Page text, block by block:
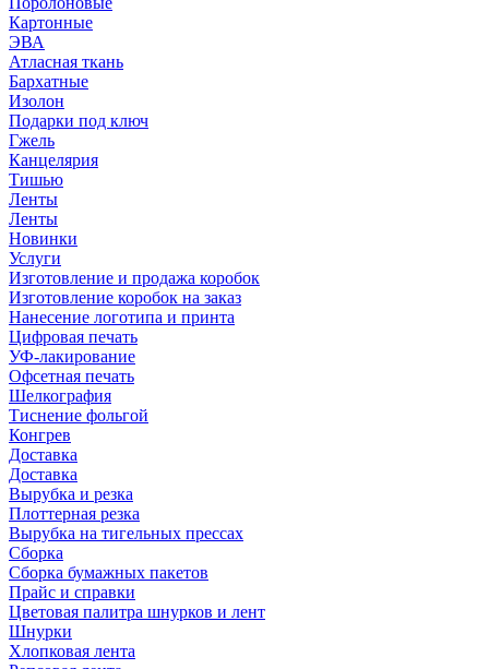
Картонные
ЭВА
Атласная ткань
Бархатные
Изолон
Подарки под ключ
Гжель
Канцелярия
Тишью
Ленты
Ленты
Новинки
Услуги
Изготовление и продажа коробок
Изготовление коробок на заказ
Нанесение логотипа и принта
Цифровая печать
УФ-лакирование
Офсетная печать
Шелкография
Тиснение фольгой
Конгрев
Доставка
Доставка
Вырубка и резка
Плоттерная резка
Вырубка на тигельных прессах
Сборка
Сборка бумажных пакетов
Прайс и справки
Цветовая палитра шнурков и лент
Шнурки
Хлопковая лента